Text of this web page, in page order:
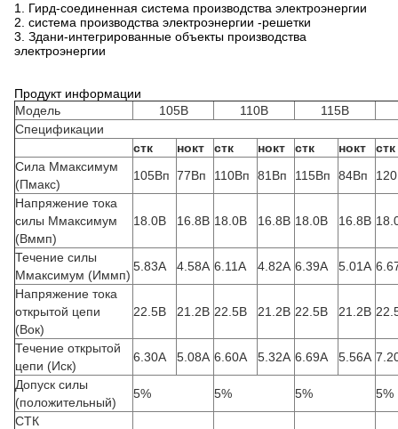
1. Гирд-соединенная система производства электроэнергии
2. система производства электроэнергии -решетки
3. Здани-интегрированные объекты производства
электроэнергии
Продукт информации
Модель
105В 110В
115В
Спецификации
стк
нокт стк нокт стк нокт
стк
Сила Ммаксимум
(Пмакс)
105Вп 77Вп 110Вп 81Вп 115Вп 84Вп
Напряжение тока
силы Ммаксимум
(Вммп)
18.0В 16.8В 18.0В 16.8В 18.0В 16.8В
Течение силы
Ммаксимум (Иммп)
5.83А 4.58А 6.11А 4.82А 6.39А 5.01А
Напряжение тока
открытой цепи
(Вок)
22.5В 21.2В 22.5В 21.2В 22.5В 21.2В
Течение открытой
цепи (Иск)
6.30А 5.08А 6.60А 5.32А 6.69А 5.56А
Допуск силы
(положительный)
5% 5% 5%
5%
СТК